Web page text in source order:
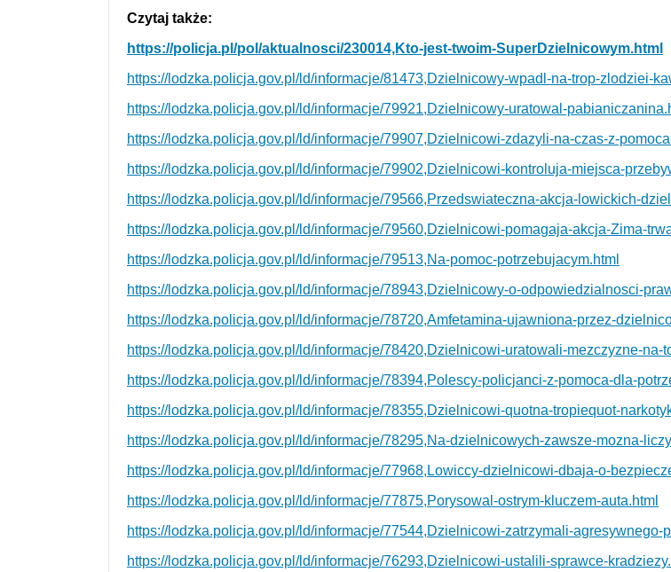
Czytaj także:
https://policja.pl/pol/aktualnosci/230014,Kto-jest-twoim-SuperDzielnicowym.html
https://lodzka.policja.gov.pl/ld/informacje/81473,Dzielnicowy-wpadl-na-trop-zlodziei-
https://lodzka.policja.gov.pl/ld/informacje/79921,Dzielnicowy-uratowal-
https://lodzka.policja.gov.pl/ld/informacje/79907,Dzielnicowi-zdazyli-na-czas-z-
https://lodzka.policja.gov.pl/ld/informacje/79902,Dzielnicowi-kontroluja-miejsca-
https://lodzka.policja.gov.pl/ld/informacje/79566,Przedswiateczna-akcja-lowickich-
https://lodzka.policja.gov.pl/ld/informacje/79560,Dzielnicowi-pomagaja-akcja-Zima-
https://lodzka.policja.gov.pl/ld/informacje/79513,Na-pomoc-potrzebujacym.html
https://lodzka.policja.gov.pl/ld/informacje/78943,Dzielnicowy-o-odpowiedzialnosci-
https://lodzka.policja.gov.pl/ld/informacje/78720,Amfetamina-ujawniona-przez-
https://lodzka.policja.gov.pl/ld/informacje/78420,Dzielnicowi-uratowali-mezczyzne-na-
https://lodzka.policja.gov.pl/ld/informacje/78394,Polescy-policjanci-z-pomoca-dla-
https://lodzka.policja.gov.pl/ld/informacje/78355,Dzielnicowi-quotna-tropiequot-
https://lodzka.policja.gov.pl/ld/informacje/78295,Na-dzielnicowych-zawsze-mozna-
https://lodzka.policja.gov.pl/ld/informacje/77968,Lowiccy-dzielnicowi-dbaja-o-
https://lodzka.policja.gov.pl/ld/informacje/77875,Porysowal-ostrym-kluczem-auta.html
https://lodzka.policja.gov.pl/ld/informacje/77544,Dzielnicowi-zatrzymali-agresywnego-
https://lodzka.policja.gov.pl/ld/informacje/76293,Dzielnicowi-ustalili-sprawce-